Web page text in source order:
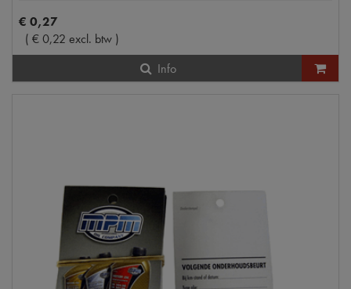
€ 0,27
( €0,22 excl. btw )
Info